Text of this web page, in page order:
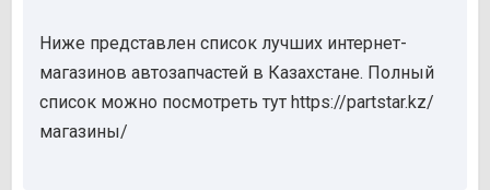
Ниже представлен список лучших интернет-
магазинов автозапчастей в Казахстане. Полный
список можно посмотреть тут https://partstar.kz/
магазины/